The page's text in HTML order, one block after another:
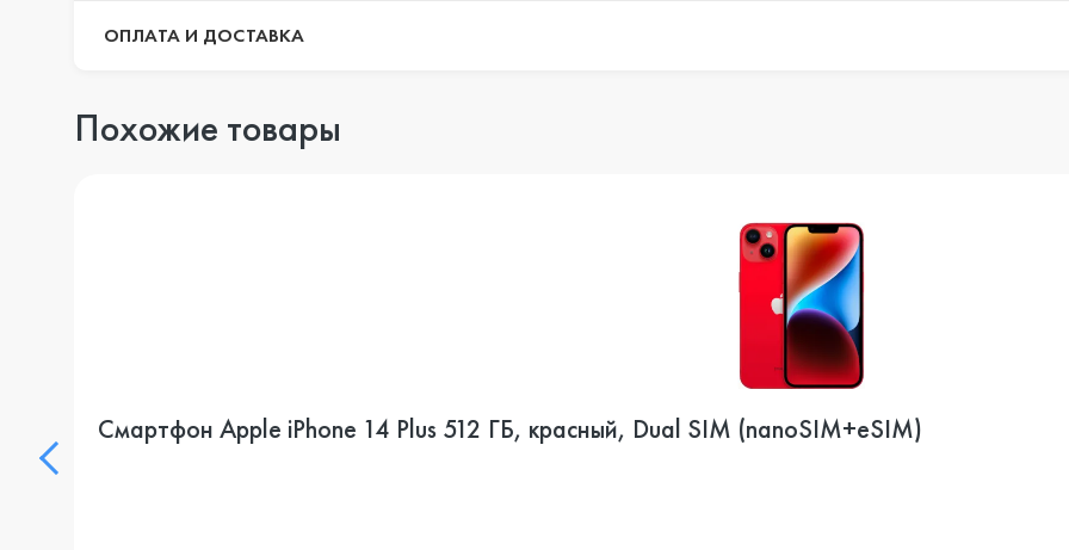
ОПЛАТА И ДОСТАВКА
Похожие товары
Смартфон Apple iPhone 14 Plus 512 ГБ, красный, Dual SIM (nanoSIM+eSIM)